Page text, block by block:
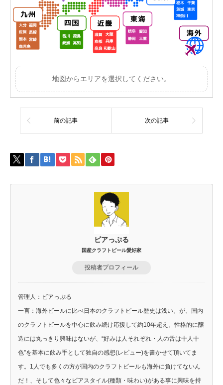
地図からエリアを選択してください。
前の記事 次の記事
ビアっぷる
国産クラフトビール愛好家
投稿者プロフィール
管理人：ビアっぷる
一言：海外ビールに比べ日本のクラフトビール歴史は浅い。が、国内
のクラフトビールを中心に飲み続け応援して約10年超え。性格的に醸
造には丸っきり興味はないが、“好みは人それぞれ・人の舌は十人十
色”を基本に飲み手として独自の感想(レビュー)を書かせて頂いてま
す。1人でも多くの方が国内のクラフトビールも海外に負けてないん
だ！、そして色々なビアスタイル(種類・味わい)がある事に興味を持